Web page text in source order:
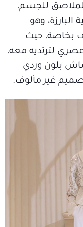
للجسم،
البارزة، وهو
بخاصة، حيث
لترتديه معه،
بلون وردي
غير مألوف.